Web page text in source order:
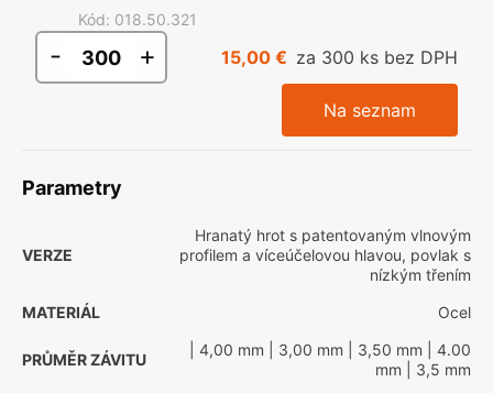
Kód: 018.50.321
- + 15,00 € za 300 ks bez DPH
Na seznam
Parametry
VERZE
Hranatý hrot s patentovaným vlnovým
profilem a víceúčelovou hlavou, povlak s
nízkým třením
MATERIÁL
Ocel
PRŮMĚR ZÁVITU
| 4,00 mm | 3,00 mm | 3,50 mm | 4.00
mm | 3,5 mm